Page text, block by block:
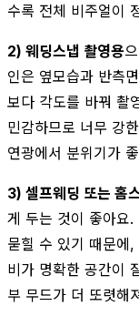
수록 전체 비주얼이
2) 웨딩스냅 촬영용
인은 옆모습과 반측
보다 각도를 바꿔 촬
민감하므로 너무 강
연광에서 분위기가
3) 셀프웨딩 또는 홈
게 두는 것이 좋아요.
묻힐 수 있기 때문에
비가 명확한 공간이
부 무드가 더 또렷해